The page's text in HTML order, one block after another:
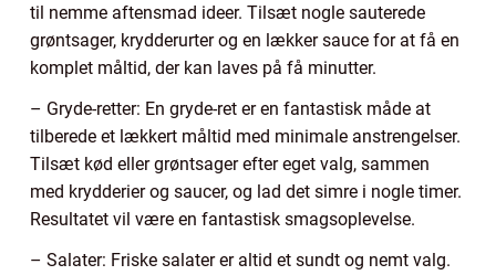
til nemme aftensmad ideer. Tilsæt nogle sauterede
grøntsager, krydderurter og en lækker sauce for at få en
komplet måltid, der kan laves på få minutter.
– Gryde-retter: En gryde-ret er en fantastisk måde at
tilberede et lækkert måltid med minimale anstrengelser.
Tilsæt kød eller grøntsager efter eget valg, sammen
med krydderier og saucer, og lad det simre i nogle timer.
Resultatet vil være en fantastisk smagsoplevelse.
– Salater: Friske salater er altid et sundt og nemt valg.